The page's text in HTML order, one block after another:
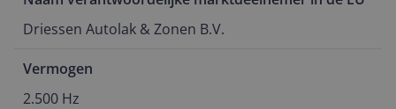
Driessen Autolak & Zonen B.V.
Vermogen
2.500 Hz